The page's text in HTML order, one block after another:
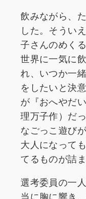
飲みながら、
した。そうい
子さんのめく
世界に一気に
れ、いつか一
をしたいと決
が『おへやだ
理万子作）だ
なごっこ遊び
大人になって
てるものが詰
選考委員の一
当に胸に響き